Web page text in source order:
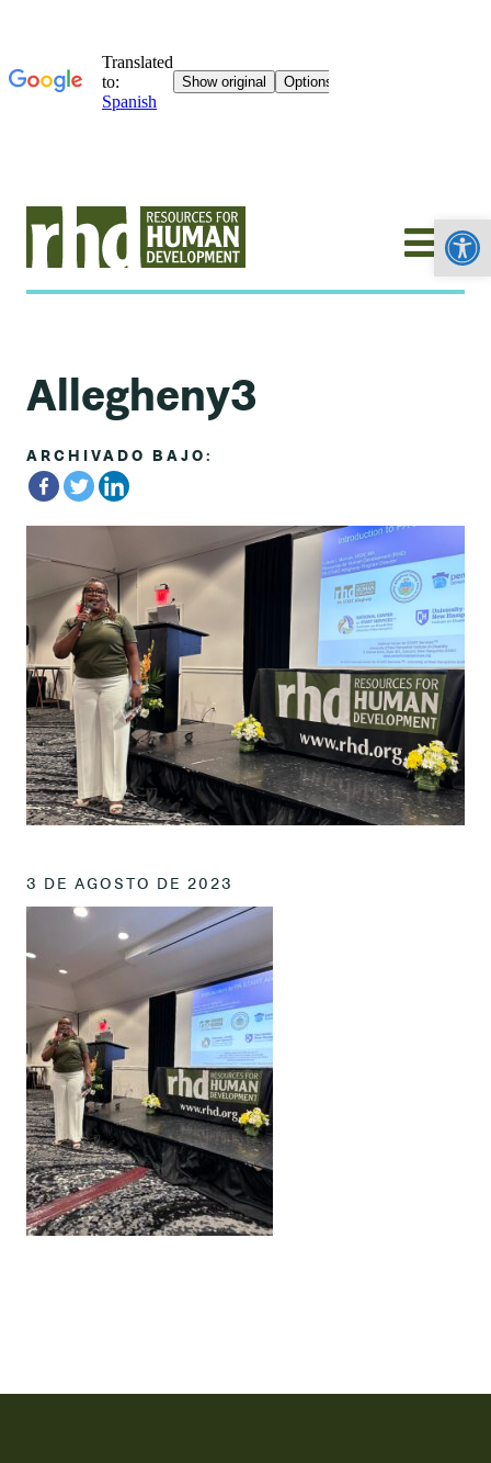
Abrir
Allegheny3
ARCHIVADO BAJO:
3 DE AGOSTO DE 2023